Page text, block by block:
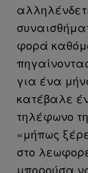
φορά
για ένα
κατέβαλε
τηλέφωνο
«μήπως
στο
μπορούσα